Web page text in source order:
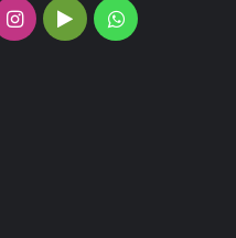
Instagram
GoogleWhatsApp